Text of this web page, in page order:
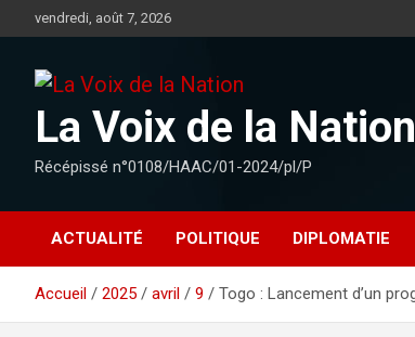
au
vendredi, août 7, 2026
La Voix de la Nation
Récépissé n°0108/HAAC/01-2024/pl/P
ACTUALITÉ POLITIQUE DIPLOMATIE
Accueil 2025 avril 9 Togo : Lancement d’un